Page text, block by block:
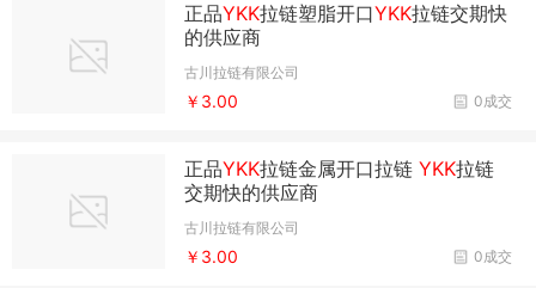
正品YKK拉链塑脂开口YKK拉链交期快
的供应商
古川拉链有限公司
0成交
￥3.00
正品YKK拉链金属开口拉链YKK拉链
交期快的供应商
古川拉链有限公司
0成交
￥3.00